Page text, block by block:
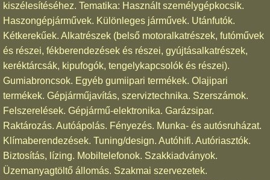
kiszélesítéséhez. Tematika: Használt személygépkocsik.
Haszongépjárművek. Különleges járművek. Utánfutók.
Kétkerekűek. Alkatrészek (belső motoralkatrészek, futóművek
és részei, fékberendezések és részei, gyújtásalkatrészek,
keréktárcsák, kipufogók, tengelykapcsolók és részei).
Gumiabroncsok. Egyéb gumiipari termékek. Olajipari
termékek. Gépjárműjavítás, szerviztechnika. Szerszámok.
Felszerelések. Gépjármű-elektronika. Garázsipar.
Raktározás. Autóápolás. Fényezés. Munka- és autósruházat.
Klímaberendezések. Tuning/design. Autóhifi. Autóriasztók.
Biztosítás, lízing. Mobiltelefonok. Szakkiadványok.
Üzemanyagtöltő állomás. Szakmai szervezetek.